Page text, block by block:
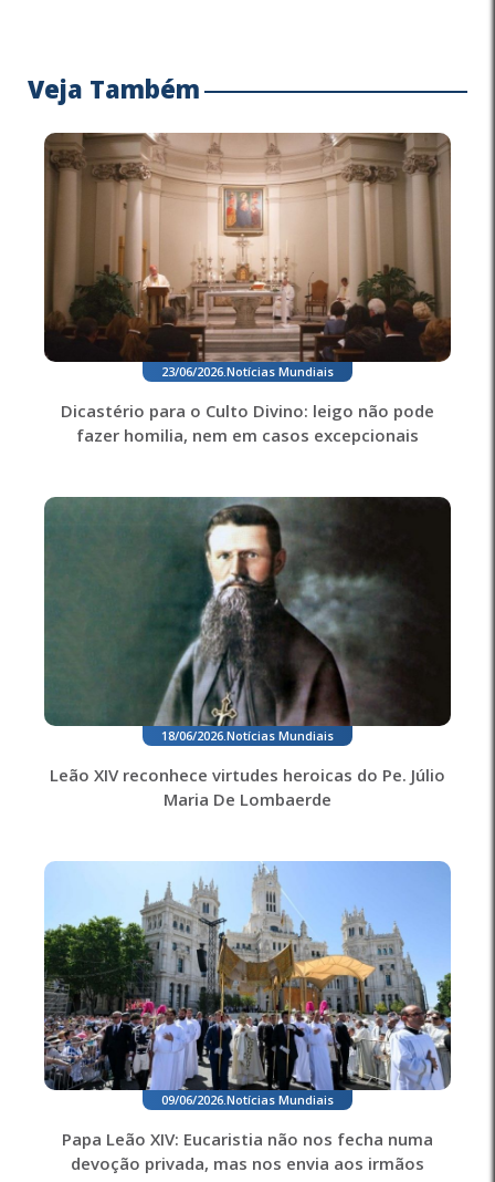
Veja Também
23/06/2026 Notícias Mundiais
Dicastério para o Culto Divino: leigo não pode
fazer homilia, nem em casos excepcionais
18/06/2026 Notícias Mundiais
Leão XIV reconhece virtudes heroicas do Pe. Júlio
Maria De Lombaerde
09/06/2026 Notícias Mundiais
Papa Leão XIV: Eucaristia não nos fecha numa
devoção privada, mas nos envia aos irmãos